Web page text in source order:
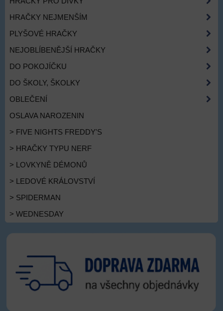
HRAČKY NEJMENŠÍM
PLYŠOVÉ HRAČKY
NEJOBLÍBENĚJŠÍ HRAČKY
DO POKOJÍČKU
DO ŠKOLY, ŠKOLKY
OBLEČENÍ
OSLAVA NAROZENIN
> FIVE NIGHTS FREDDY'S
> HRAČKY TYPU NERF
> LOVKYNĚ DÉMONŮ
> LEDOVÉ KRÁLOVSTVÍ
> SPIDERMAN
> WEDNESDAY